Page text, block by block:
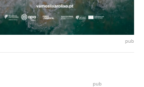
pub
pub